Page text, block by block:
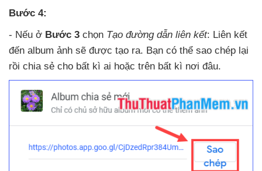
Bước 4:
- Nếu ở Bước 3 chọn Tạo đường dẫn liên kết: Liên kết
đến album ảnh sẽ được tạo ra. Bạn có thể sao chép lại
rồi chia sẻ cho bất kì ai hoặc trên bất kì nơi đâu.